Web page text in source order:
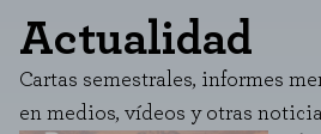
Actualidad
Cartas semestrales, informes
en medios, vídeos y otras